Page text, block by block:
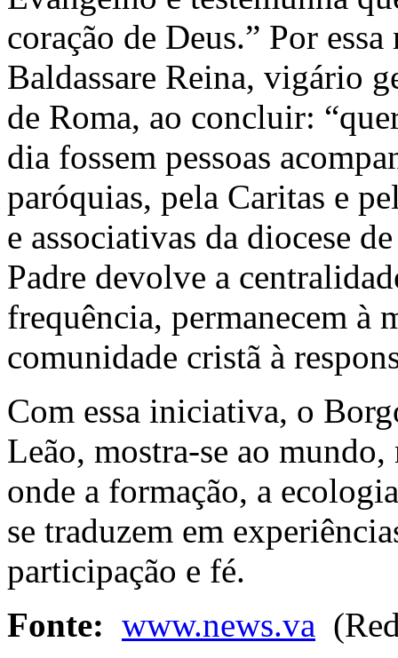
coração de Deus.” Por
Baldassare Reina, vigário
de Roma, ao concluir:
dia fossem pessoas
paróquias, pela Caritas e
e associativas da diocese
Padre devolve a
frequência, permanecem à
comunidade cristã à
Com essa iniciativa, o
Leão, mostra-se ao
onde a formação, a
se traduzem em
participação e fé.
Fonte: www.news.va